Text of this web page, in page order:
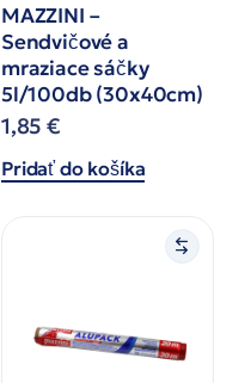
MAZZINI –
Sendvičové a
mraziace sáčky
5l/100db (30x40cm)
1,85€
Pridať do košíka